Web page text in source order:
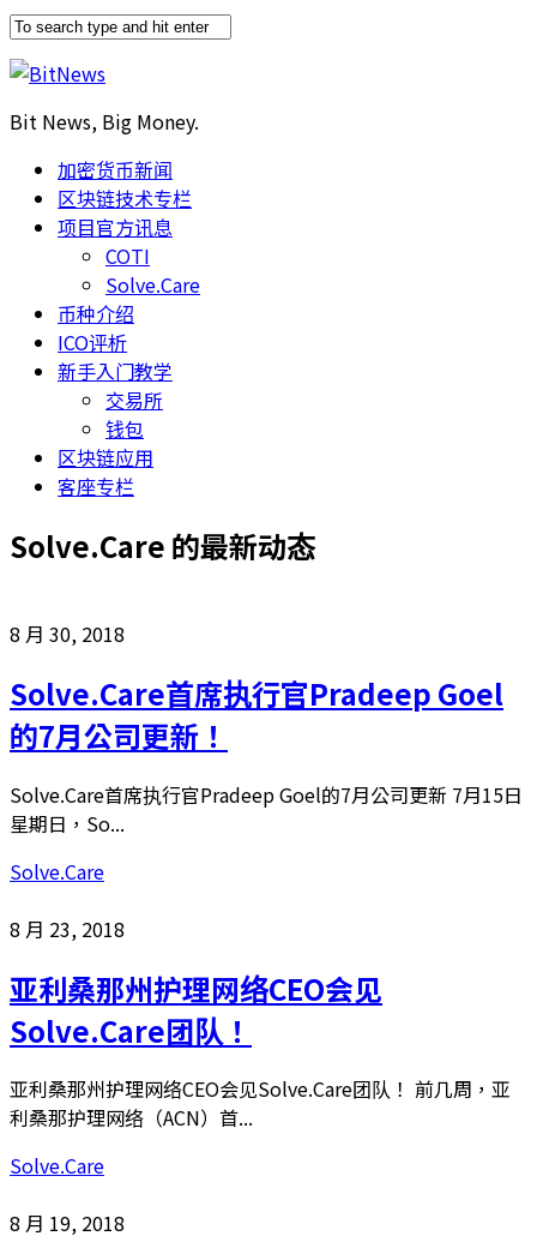
Bit News, Big Money.
加密货币新闻
区块链技术专栏
项目官方讯息
COTI
Solve.Care
币种介绍
ICO评析
新手入门教学
交易所
钱包
区块链应用
客座专栏
Solve.Care 的最新动态
8 月 30, 2018
Solve.Care首席执行官Pradeep Goel
的7月公司更新！
Solve.Care首席执行官Pradeep Goel的7月公司更新 7月15日
星期日，So...
Solve.Care
8 月 23, 2018
亚利桑那州护理网络CEO会见
Solve.Care团队！
亚利桑那州护理网络CEO会见Solve.Care团队！ 前几周，亚
利桑那护理网络（ACN）首...
Solve.Care
8 月 19, 2018